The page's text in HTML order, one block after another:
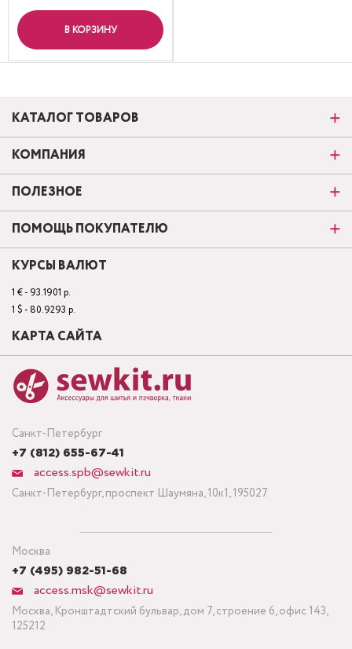
В КОРЗИНУ
Санкт-Петербург
+7 (812) 655-67-41
access.spb@sewkit.ru
Санкт-Петербург, проспект Шаумяна, 10к1, 195027
Москва
+7 (495) 982-51-68
access.msk@sewkit.ru
Москва, Кронштадтский бульвар, дом 7, строение 6, офис 143,
125212
КАТАЛОГ ТОВАРОВ
КОМПАНИЯ
ПОЛЕЗНОЕ
ПОМОЩЬ ПОКУПАТЕЛЮ
КУРСЫ ВАЛЮТ
1 € - 93.1901 р.
1 $ - 80.9293 р.
КАРТА САЙТА